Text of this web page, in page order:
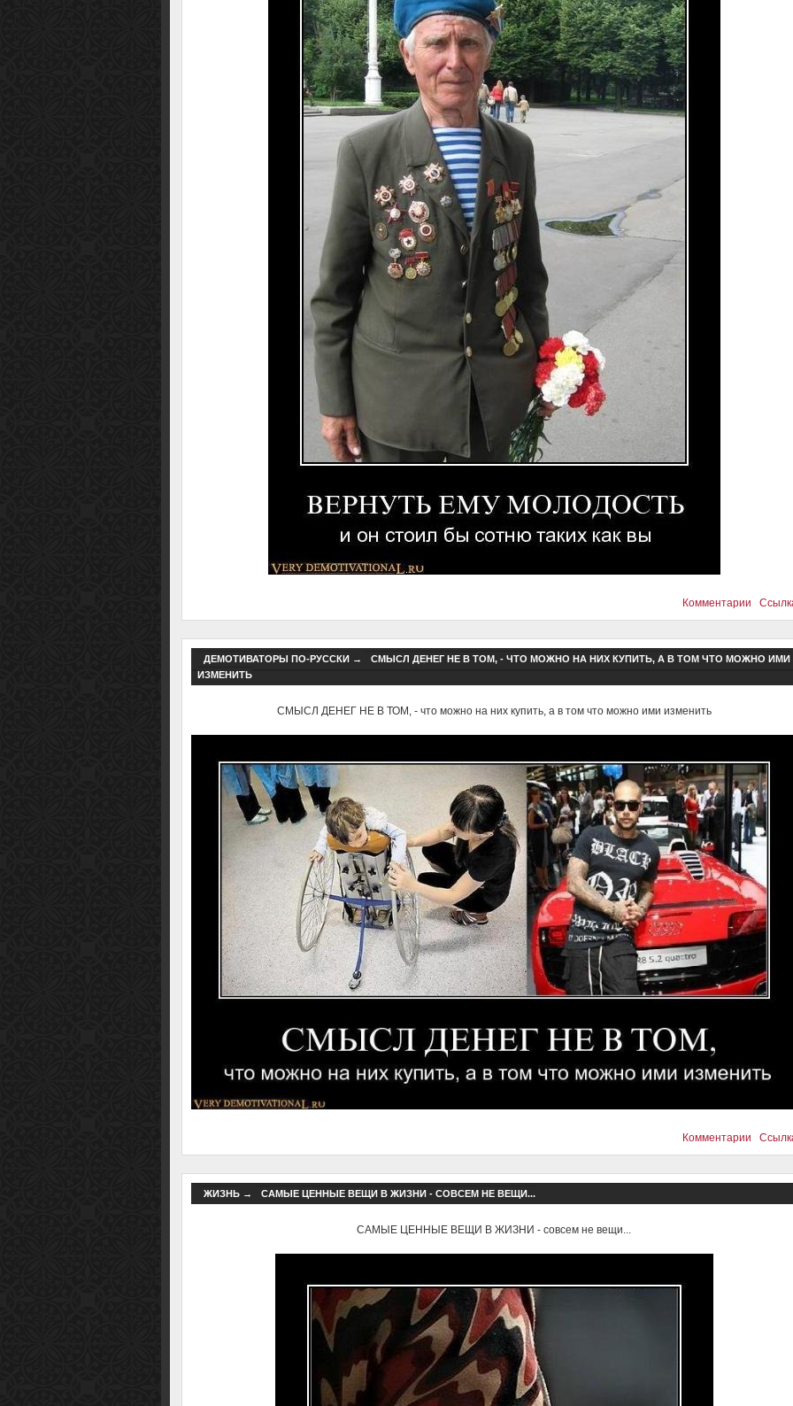
Комментарии
ДЕМОТИВАТОРЫ ПО-РУССКИ→
СМЫСЛ ДЕНЕГ НЕ В ТОМ, - ЧТО МОЖНО НА НИХ КУПИТЬ, А В ТОМ ЧТО МОЖНО ИМИ
ИЗМЕНИТЬ
СМЫСЛ ДЕНЕГ НЕ В ТОМ, - что можно на них купить, а в том что можно ими изменить
Комментарии
ЖИЗНЬ→ САМЫЕ ЦЕННЫЕ ВЕЩИ В ЖИЗНИ - СОВСЕМ НЕ ВЕЩИ...
САМЫЕ ЦЕННЫЕ ВЕЩИ В ЖИЗНИ - совсем не вещи...